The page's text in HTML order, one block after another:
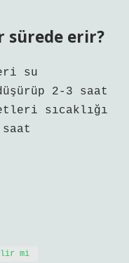
sürede erir?
su
2-3 saat
sıcaklığı
mi